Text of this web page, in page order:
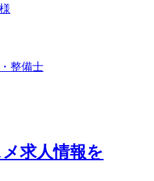
整備士
求人情報を